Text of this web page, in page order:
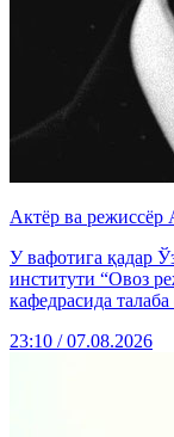
Актёр ва режиссёр
У вафотига қадар
институти “Овоз
кафедрасида
23:10 / 07.08.2026